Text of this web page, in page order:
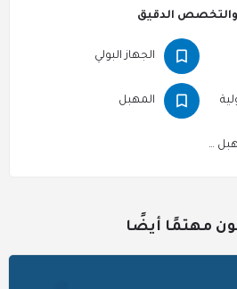
والتخصص الدقيق
الجهاز البولي
المهبل
جراحة الحوض والمهبل الترميمية
مهتمًا أيضًا